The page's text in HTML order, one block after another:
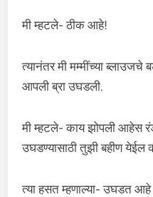
मी म्हटले- ठीक आहे!
त्यानंतर मी मम्मींच्या
आपली ब्रा उघडली.
मी म्हटले- काय झोपली आहेस
उघडण्यासाठी तुझी बहीण येईल
त्या हसत म्हणाल्या- उघडत आहे